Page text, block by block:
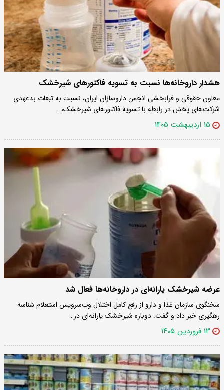
هشدار داروخانه‌ها نسبت به تسویه فاکتورهای شیرخشک
معاون حقوقی و فرابخشی انجمن داروسازان ایران، نسبت به تبعات بدعهدی
شرکت‌های پخش در رابطه با تسویه فاکتورهای شیرخشک،…
۱۵ اردیبهشت ۱۴۰۵
عرضه شیرخشک یارانه‌ای در داروخانه‌ها فعال شد
سخنگوی سازمان غذا و دارو از رفع کامل اختلال وب‌سرویس استعلام شناسه
رهگیری خبر داد و گفت: دوباره شیرخشک یارانه‌ای در…
۱۳ فروردین ۱۴۰۵